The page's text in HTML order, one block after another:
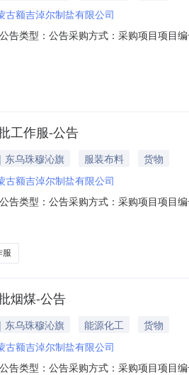
古额吉淖尔制盐有限公司
告类型：公告采购方式：采购项目项
吨请报运费三、报价电子签章使用规
工作服-公告
东乌珠穆沁旗 服装布料
货物
古额吉淖尔制盐有限公司
告类型：公告采购方式：采购项目项
百纯棉，内里：高端拍拍棉件二、项
服
烟煤-公告
东乌珠穆沁旗 能源化工
货物
古额吉淖尔制盐有限公司
告类型：公告采购方式：采购项目项